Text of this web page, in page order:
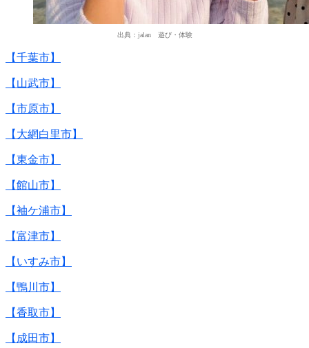
出典：jalan 遊び・体験
【千葉市】
【山武市】
【市原市】
【大網白里市】
【東金市】
【館山市】
【袖ケ浦市】
【富津市】
【いすみ市】
【鴨川市】
【香取市】
【成田市】